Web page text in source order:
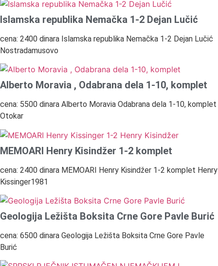
Islamska republika Nemačka 1-2 Dejan Lučić
cena: 2400 dinara Islamska republika Nemačka 1-2 Dejan Lučić
Nostradamusovo
Alberto Moravia , Odabrana dela 1-10, komplet
cena: 5500 dinara Alberto Moravia Odabrana dela 1-10, komplet
Otokar
MEMOARI Henry Kisindžer 1-2 komplet
cena: 2400 dinara MEMOARI Henry Kisindžer 1-2 komplet Henry
Kissinger1981
Geologija Ležišta Boksita Crne Gore Pavle Burić
cena: 6500 dinara Geologija Ležišta Boksita Crne Gore Pavle
Burić